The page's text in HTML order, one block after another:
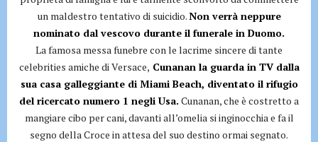
un maldestro tentativo di suicidio.Non verrà neppure
nominato dal vescovo durante il funerale in Duomo.
La famosa messa funebre con le lacrime sincere di tante
celebrities amiche di Versace, Cunanan la guarda in TV dalla
sua casa galleggiante di Miami Beach, diventato il rifugio
del ricercato numero 1 negli Usa. Cunanan, che è costretto a
mangiare cibo per cani, davanti all’omelia si inginocchia e fa il
segno della Croce in attesa del suo destino ormai segnato.